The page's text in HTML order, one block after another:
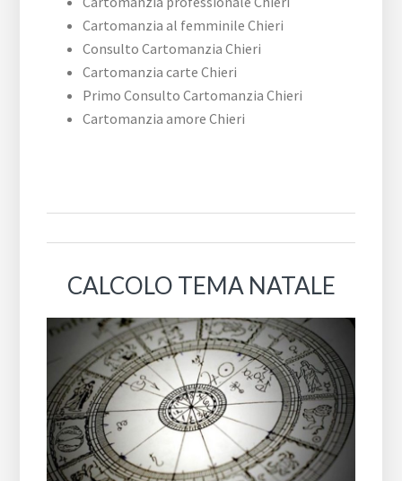
Cartomanzia al femminile Chieri
Consulto Cartomanzia Chieri
Cartomanzia carte Chieri
Primo Consulto Cartomanzia Chieri
Cartomanzia amore Chieri
CALCOLO TEMA NATALE